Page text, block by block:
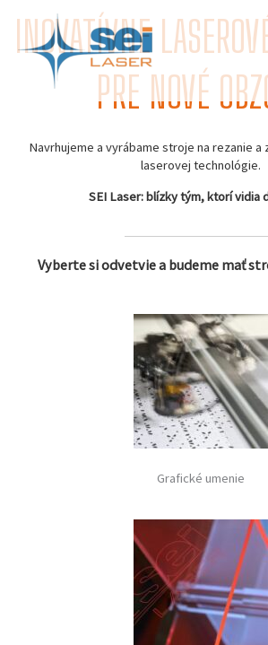
content
INOVATÍVNE
PRE NOVÉ
Navrhujeme a vyrábame stroje na rezanie a
laserovej technológie.
SEI Laser: blízky tým, ktorí vidia
Vyberte si odvetvie a budeme mať
Grafické umenie